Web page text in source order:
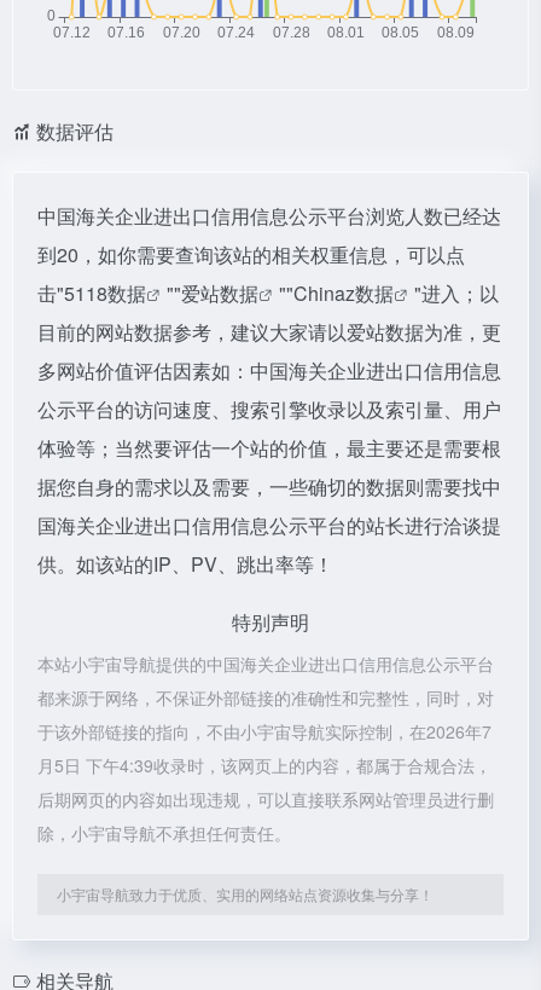
数据评估
中国海关企业进出口信用信息公示平台浏览人数已经达
到20，如你需要查询该站的相关权重信息，可以点
击"5118数据 ""爱站数据 ""Chinaz数据
"进入；以
目前的网站数据参考，建议大家请以爱站数据为准，更
多网站价值评估因素如：中国海关企业进出口信用信息
公示平台的访问速度、搜索引擎收录以及索引量、用户
体验等；当然要评估一个站的价值，最主要还是需要根
据您自身的需求以及需要，一些确切的数据则需要找中
国海关企业进出口信用信息公示平台的站长进行洽谈提
供。如该站的IP、PV、跳出率等！
特别声明
本站小宇宙导航提供的中国海关企业进出口信用信息公示平台
都来源于网络，不保证外部链接的准确性和完整性，同时，对
于该外部链接的指向，不由小宇宙导航实际控制，在2026年7
月5日 下午4:39收录时，该网页上的内容，都属于合规合法，
后期网页的内容如出现违规，可以直接联系网站管理员进行删
除，小宇宙导航不承担任何责任。
小宇宙导航致力于优质、实用的网络站点资源收集与分享！
相关导航